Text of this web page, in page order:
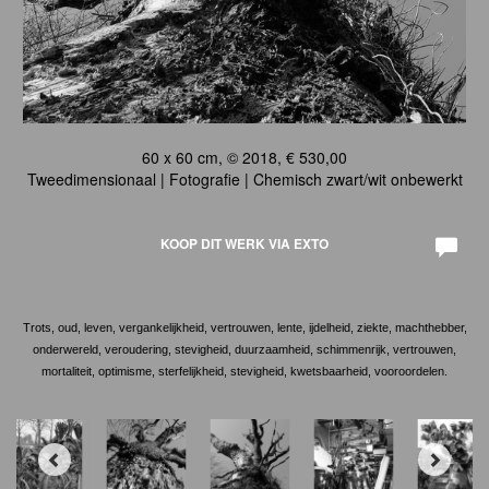
60 x 60 cm, © 2018, € 530,00
Tweedimensionaal | Fotografie | Chemisch zwart/wit onbewerkt
KOOP DIT WERK VIA EXTO
Trots, oud, leven, vergankelijkheid, vertrouwen, lente, ijdelheid, ziekte, machthebber,
onderwereld, veroudering, stevigheid, duurzaamheid, schimmenrijk, vertrouwen,
mortaliteit, optimisme, sterfelijkheid, stevigheid, kwetsbaarheid, vooroordelen.